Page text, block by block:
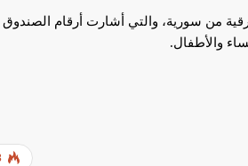
من سورية، والتي أشارت أرقام الصندوق